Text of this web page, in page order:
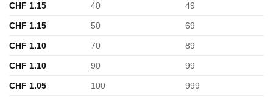
CHF 1.15 40 49
CHF 1.15 50 69
CHF 1.10 70 89
CHF 1.10 90 99
CHF 1.05 100 999